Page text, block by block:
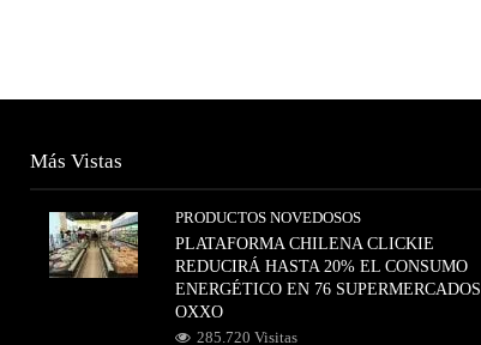
Más Vistas
PRODUCTOS NOVEDOSOS
PLATAFORMA CHILENA CLICKIE
REDUCIRÁ HASTA 20% EL CONSUMO
ENERGÉTICO EN 76 SUPERMERCADOS
OXXO
285.720 Visitas